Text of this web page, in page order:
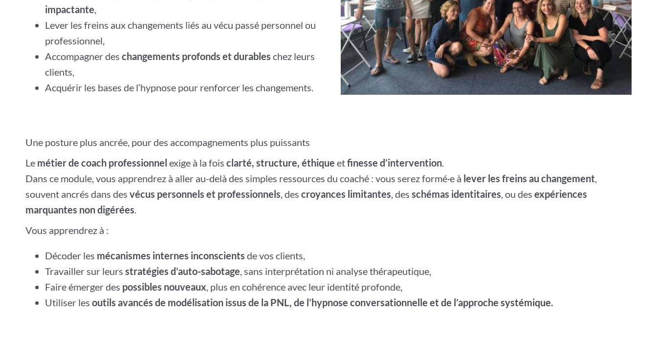
impactante,
Lever les freins aux changements liés au vécu passé personnel ou
professionnel,
Accompagner des changements profonds et durables chez leurs
clients,
Acquérir les bases de l’hypnose pour renforcer les changements.
Une posture plus ancrée, pour des accompagnements plus puissants
Le métier de coach professionnel exige à la fois clarté, structure, éthique etfinesse d’intervention.
Dans ce module, vous apprendrez à aller au-delà des simples ressources du coaché : vous serez formé·e à lever les freins au changement,
souvent ancrés dans des vécus personnels et professionnels, des croyances limitantes, des schémas identitaires, ou des expériences
marquantes non digérées.
Vous apprendrez à :
Décoder les mécanismes internes inconscients de vos clients,
Travailler sur leurs stratégies d’auto-sabotage, sans interprétation ni analyse thérapeutique,
Faire émerger des possibles nouveaux, plus en cohérence avec leur identité profonde,
Utiliser les outils avancés de modélisation issus de la PNL, de l’hypnose conversationnelle et de l’approche systémique.